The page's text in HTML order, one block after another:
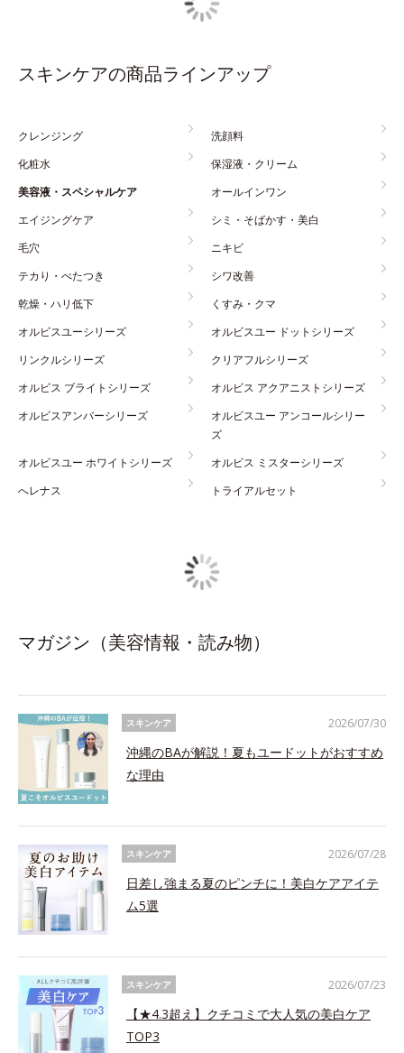
スキンケアの商品ラインアップ
クレンジング
洗顔料
化粧水
保湿液・クリーム
美容液・スペシャルケア
オールインワン
エイジングケア
シミ・そばかす・美白
毛穴
ニキビ
テカり・べたつき
シワ改善
乾燥・ハリ低下
くすみ・クマ
オルビスユーシリーズ
オルビスユー ドットシリーズ
リンクルシリーズ
クリアフルシリーズ
オルビス ブライトシリーズ
オルビス アクアニストシリーズ
オルビスアンバーシリーズ
オルビスユー アンコールシリー
ズ
オルビスユー ホワイトシリーズ
オルビス ミスターシリーズ
へレナス
トライアルセット
マガジン（美容情報・読み物）
スキンケア
沖縄のBAが解説！夏もユードットがおすすめ
な理由
2026/07/30
スキンケア
日差し強まる夏のピンチに！美白ケアアイテ
ム5選
2026/07/28
スキンケア
【★4.3超え】クチコミで大人気の美白ケア
TOP3
2026/07/23